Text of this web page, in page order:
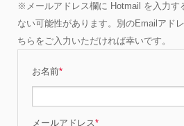
※メールアドレス欄に Hotmail を入力す
ない可能性があります。別のEmailアド
ちらをご入力いただければ幸いです。
お名前*
メールアドレス*